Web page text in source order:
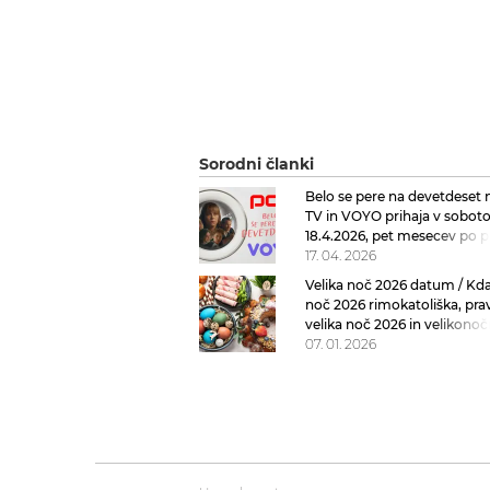
Sorodni članki
Belo se pere na devetdeset
TV in VOYO prihaja v
18.4.2026, pet mesecev po
kinu
17. 04. 2026
Velika noč 2026 datum /
noč 2026 rimokatoliška,
velika noč 2026 in
ponedeljek 2026
07. 01. 2026